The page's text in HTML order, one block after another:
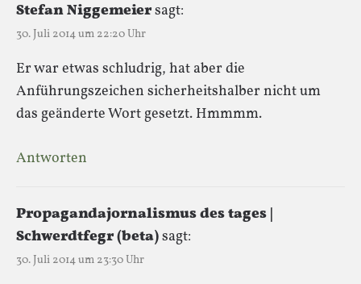
Stefan Niggemeiersagt:
30. Juli 2014 um 22:20 Uhr
Er war etwas schludrig, hat aber die
Anführungszeichen sicherheitshalber nicht um
das geänderte Wort gesetzt. Hmmmm.
Antworten
Propagandajornalismus des tages |
Schwerdtfegr (beta)sagt:
30. Juli 2014 um 23:30 Uhr